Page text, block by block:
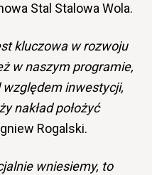
Stal Stalowa Wola.
kluczowa w rozwoju
w naszym programie,
inwestycji,
nakład położyć
Rogalski.
wniesiemy, to